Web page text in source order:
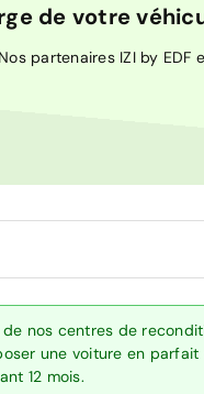
de votre
partenaires IZI by EDF
nos centres de
une voiture en parfait
12 mois.